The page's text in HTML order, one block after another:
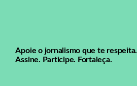
Apoie o jornalismo que te respeita.
Assine. Participe. Fortaleça.